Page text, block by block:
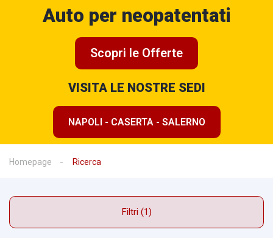
Auto per neopatentati
Scopri le Offerte
VISITA LE NOSTRE SEDI
NAPOLI - CASERTA - SALERNO
Homepage Ricerca
Filtri (1)